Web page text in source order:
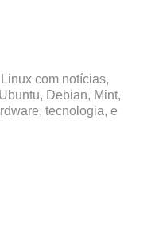
com notícias,
Debian, Mint,
tecnologia, e